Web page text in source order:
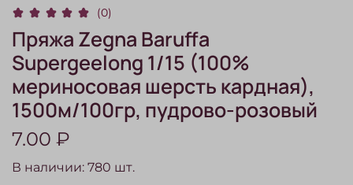
(0)
Пряжа Zegna Baruffa
Supergeelong 1/15 (100%
мериносовая шерсть кардная),
1500м/100гр, пудрово-розовый
7.00 ₽
В наличии: 780 шт.